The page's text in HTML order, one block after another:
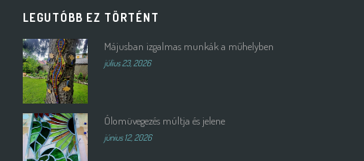
LEGUTÓBB EZ TÖRTÉNT
Májusban izgalmas munkák a műhelyben
július 23, 2026
Ólomüvegezés múltja és jelene
június 12, 2026